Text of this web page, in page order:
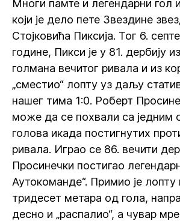
Многи памте и легендарни гол
који је дело пете Звездине
Стојковића Пиксија. Тог 6.
године, Пикси је у 81. дербију
голмана вечитог ривала и из
„сместио“ лопту уз даљу
нашег тима 1:0. Роберт
може да се похвали са једним
голова икада постигнутих
ривала. Играо се 86. вечити
Просинечки постигао
Аутокоманде“. Примио је лопту
тридесет метара од гола,
десно и „распалио“, а чувар